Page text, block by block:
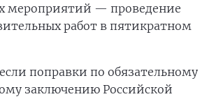
мероприятий — проведение
работ в пятикратном
поправки по обязательному
заключению Российской